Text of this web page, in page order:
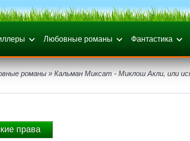
Любовные романы Фантастика
романы » Кальман Миксат - Миклош Акли, или
права